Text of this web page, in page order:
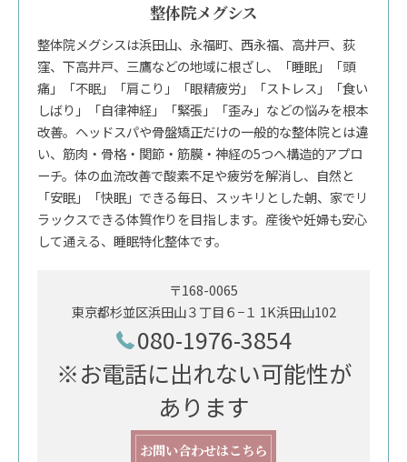
整体院メグシス
整体院メグシスは浜田山、永福町、西永福、高井戸、荻
窪、下高井戸、三鷹などの地域に根ざし、「睡眠」「頭
痛」「不眠」「肩こり」「眼精疲労」「ストレス」「食い
しばり」「自律神経」「緊張」「歪み」などの悩みを根本
改善。ヘッドスパや骨盤矯正だけの一般的な整体院とは違
い、筋肉・骨格・関節・筋膜・神経の5つへ構造的アプロ
ーチ。体の血流改善で酸素不足や疲労を解消し、自然と
「安眠」「快眠」できる毎日、スッキリとした朝、家でリ
ラックスできる体質作りを目指します。産後や妊婦も安心
して通える、睡眠特化整体です。
〒168-0065
東京都杉並区浜田山３丁目６−１ 1K浜田山102
080-1976-3854
※お電話に出れない可能性が
あります
お問い合わせはこちら